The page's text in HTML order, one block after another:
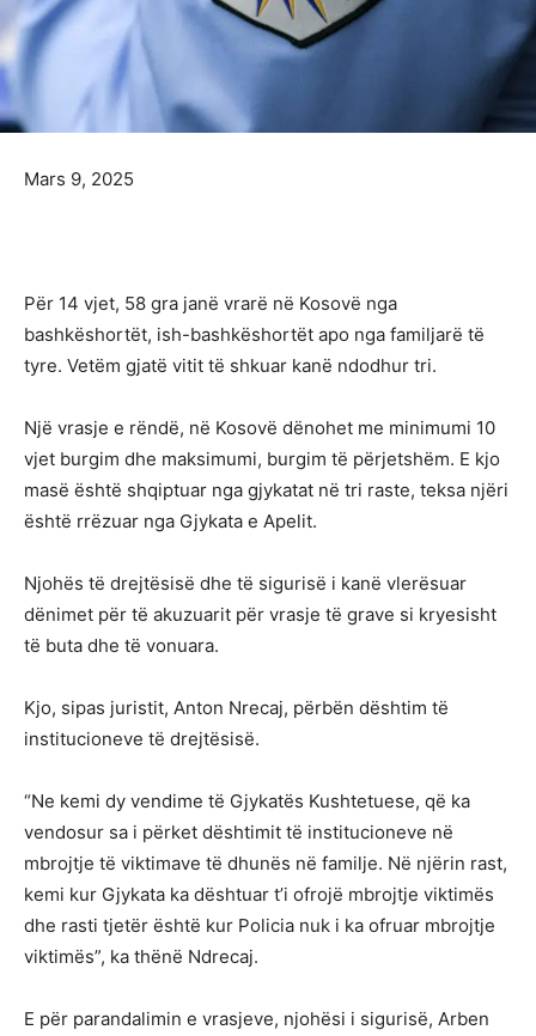
Mars 9, 2025
Për 14 vjet, 58 gra janë vrarë në Kosovë nga
bashkëshortët, ish-bashkëshortët apo nga familjarë të
tyre. Vetëm gjatë vitit të shkuar kanë ndodhur tri.
Një vrasje e rëndë, në Kosovë dënohet me minimumi 10
vjet burgim dhe maksimumi, burgim të përjetshëm. E kjo
masë është shqiptuar nga gjykatat në tri raste, teksa njëri
është rrëzuar nga Gjykata e Apelit.
Njohës të drejtësisë dhe të sigurisë i kanë vlerësuar
dënimet për të akuzuarit për vrasje të grave si kryesisht
të buta dhe të vonuara.
Kjo, sipas juristit, Anton Nrecaj, përbën dështim të
institucioneve të drejtësisë.
“Ne kemi dy vendime të Gjykatës Kushtetuese, që ka
vendosur sa i përket dështimit të institucioneve në
mbrojtje të viktimave të dhunës në familje. Në njërin rast,
kemi kur Gjykata ka dështuar t’i ofrojë mbrojtje viktimës
dhe rasti tjetër është kur Policia nuk i ka ofruar mbrojtje
viktimës”, ka thënë Ndrecaj.
E për parandalimin e vrasjeve, njohësi i sigurisë, Arben